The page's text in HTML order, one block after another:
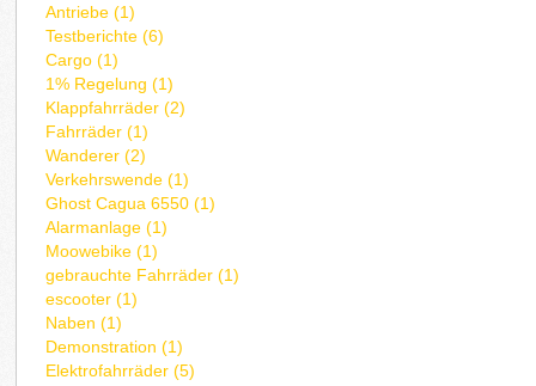
Antriebe (1)
Testberichte (6)
Cargo (1)
1% Regelung (1)
Klappfahrräder (2)
Fahrräder (1)
Wanderer (2)
Verkehrswende (1)
Ghost Cagua 6550 (1)
Alarmanlage (1)
Moowebike (1)
gebrauchte Fahrräder (1)
escooter (1)
Naben (1)
Demonstration (1)
Elektrofahrräder (5)